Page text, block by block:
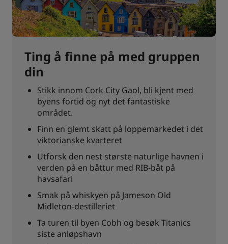
Ting å finne på med gruppen
din
Stikk innom Cork City Gaol, bli kjent med
byens fortid og nyt det fantastiske
området.
Finn en glemt skatt på loppemarkedet i det
viktorianske kvarteret
Utforsk den nest største naturlige havnen i
verden på en båttur med RIB-båt på
havsafari
Smak på whiskyen på Jameson Old
Midleton-destilleriet
Ta turen til byen Cobh og besøk Titanics
siste anløpshavn